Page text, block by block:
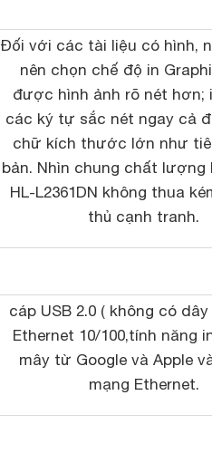
Đối với các tài liệu có hình,
nên chọn chế độ in
được hình ảnh rõ nét hơn;
các ký tự sắc nét ngay cả
chữ kích thước lớn như
bản. Nhìn chung chất lượng
HL-L2361DN không thua
thủ cạnh tranh.
cáp USB 2.0 ( không có
Ethernet 10/100,tính năng
mây từ Google và Apple
mạng Ethernet.